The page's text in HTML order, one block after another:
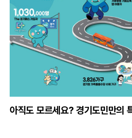
내가 만들고 함께 누리는 꿈의 심